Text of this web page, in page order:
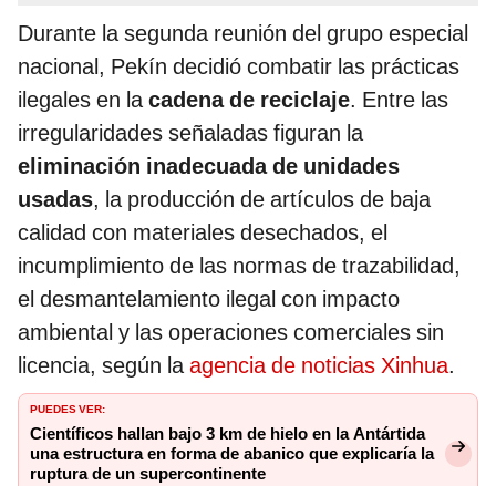
Durante la segunda reunión del grupo especial
nacional, Pekín decidió combatir las prácticas
ilegales en lacadena de reciclaje. Entre las
irregularidades señaladas figuran la
eliminación inadecuada de unidades
usadas, la producción de artículos de baja
calidad con materiales desechados, el
incumplimiento de las normas de trazabilidad,
el desmantelamiento ilegal con impacto
ambiental y las operaciones comerciales sin
licencia, según laagencia de noticias Xinhua.
PUEDES VER:
Científicos hallan bajo 3 km de hielo en la Antártida
una estructura en forma de abanico que explicaría la
ruptura de un supercontinente